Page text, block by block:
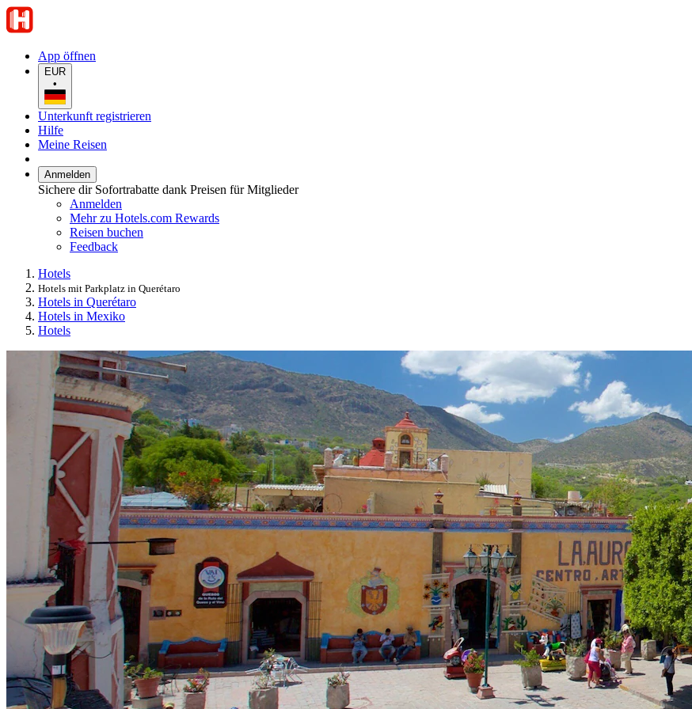
App öffnen
EUR
•
Unterkunft registrieren
Hilfe
Meine Reisen
Anmelden
Sichere dir Sofortrabatte dank Preisen für Mitglieder
Anmelden
Mehr zu Hotels.com Rewards
Reisen buchen
Feedback
Hotels
Hotels mit Parkplatz in Querétaro
Hotels in Querétaro
Hotels in Mexiko
Hotels